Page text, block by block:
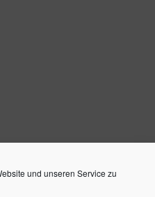
und unseren Service zu